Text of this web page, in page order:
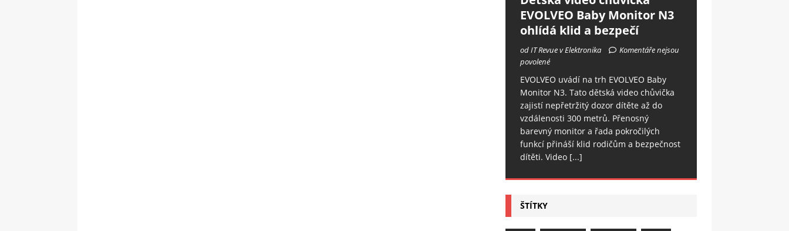
EVOLVEO Baby Monitor N3
ohlídá klid a bezpečí
od IT Revue v Elektronika
Komentáře nejsou
povolené
EVOLVEO uvádí na trh EVOLVEO Baby
Monitor N3. Tato dětská video chůvička
zajistí nepřetržitý dozor dítěte až do
vzdálenosti 300 metrů. Přenosný
barevný monitor a řada pokročilých
funkcí přináší klid rodičům a bezpečnost
dítěti. Video [...]
ŠTÍTKY